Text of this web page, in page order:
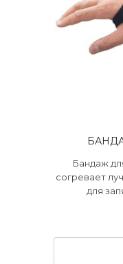
Бандаж
согревает
для